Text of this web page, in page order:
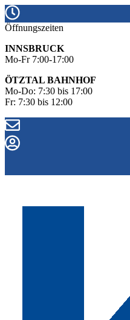
Öffnungszeiten
INNSBRUCK
Mo-Fr 7:00-17:00
ÖTZTAL BAHNHOF
Mo-Do: 7:30 bis 17:00
Fr: 7:30 bis 12:00